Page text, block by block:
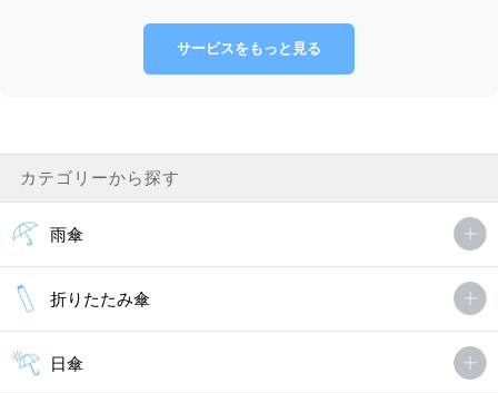
サービスをもっと見る
カテゴリーから探す
雨傘
折りたたみ傘
日傘